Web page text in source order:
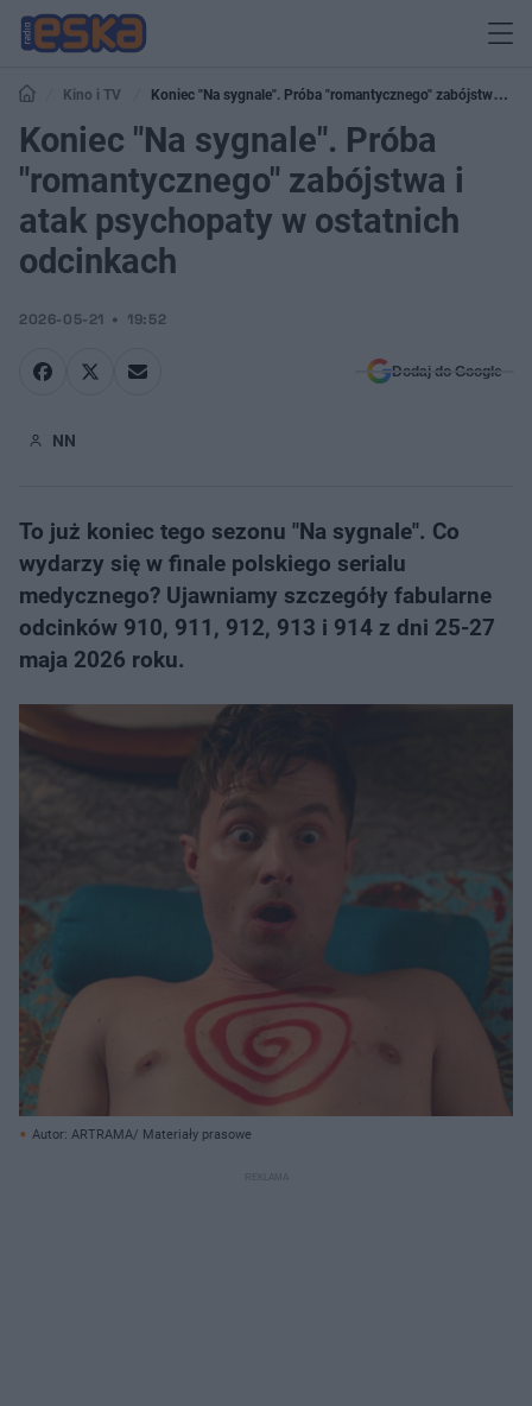
Kino i TV
Koniec "Na sygnale". Próba "romantycznego" zabójstwa i
atak psychopaty w ostatnich odcinkach
Koniec "Na sygnale". Próba
"romantycznego" zabójstwa i
atak psychopaty w ostatnich
odcinkach
2026-05-21 19:52
Dodaj do Google
NN
To już koniec tego sezonu "Na sygnale". Co
wydarzy się w finale polskiego serialu
medycznego? Ujawniamy szczegóły fabularne
odcinków 910, 911, 912, 913 i 914 z dni 25-27
maja 2026 roku.
Autor: ARTRAMA/ Materiały prasowe